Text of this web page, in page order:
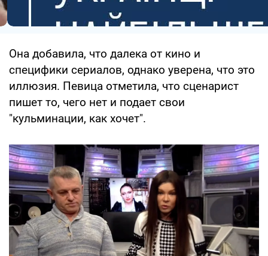
Она добавила, что далека от кино и
специфики сериалов, однако уверена, что это
иллюзия. Певица отметила, что сценарист
пишет то, чего нет и подает свои
"кульминации, как хочет".